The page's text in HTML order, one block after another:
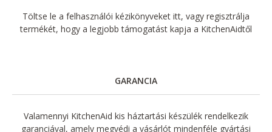
Töltse le a felhasználói kézikönyveket itt, vagy regisztrálja
termékét, hogy a legjobb támogatást kapja a KitchenAidtől
GARANCIA
Valamennyi KitchenAid kis háztartási készülék rendelkezik
garanciával, amely megvédi a vásárlót mindenféle gyártási